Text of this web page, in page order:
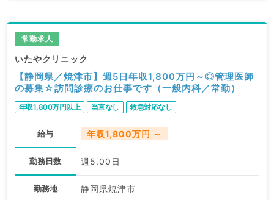
求人内容の詳細等はお気軽にお問合せ下さい。
常勤求人
いたやクリニック
【静岡県／焼津市】週5日年収1,800万円～◎管理医師
の募集☆訪問診療のお仕事です（一般内科／常勤）
年収1,800万円以上 当直なし 救急対応なし
給与 年収1,800万円 ～
勤務日数 週5.00日
勤務地 静岡県焼津市